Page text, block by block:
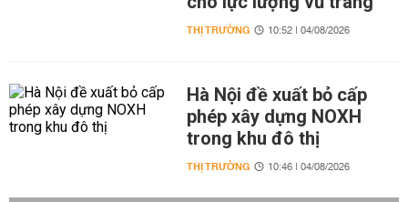
THỊ TRƯỜNG 10:52 | 04/08/2026
Hà Nội đề xuất bỏ cấp
phép xây dựng NOXH
trong khu đô thị
THỊ TRƯỜNG 10:46 | 04/08/2026